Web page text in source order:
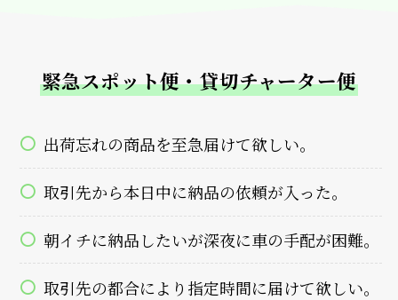
緊急スポット便・貸切チャーター便
出荷忘れの商品を至急届けて欲しい。
取引先から本日中に納品の依頼が入った。
朝イチに納品したいが深夜に車の手配が困難。
取引先の都合により指定時間に届けて欲しい。